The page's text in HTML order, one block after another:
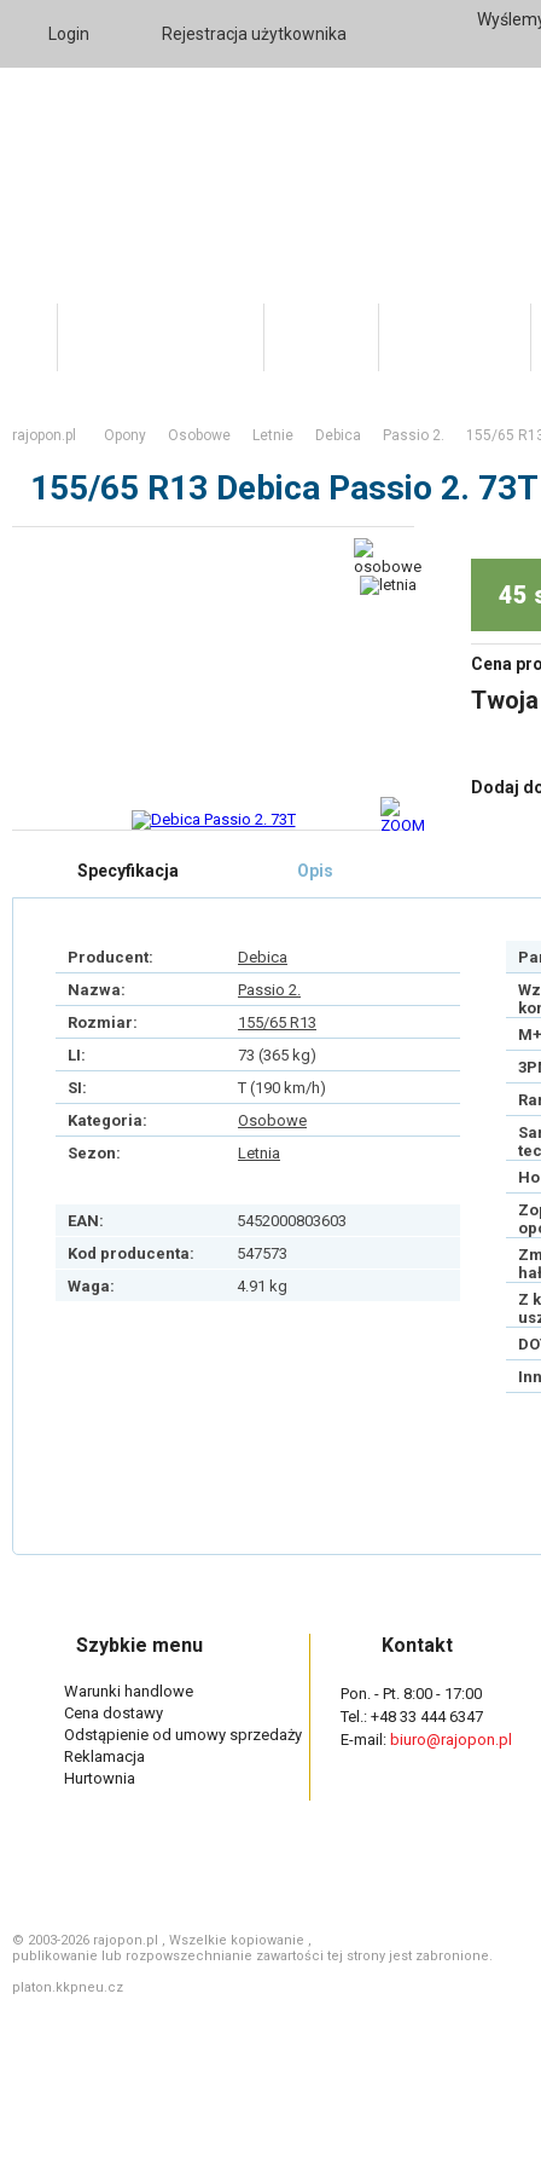
Login Rejestracja użytkownika
rajopon.pl Opony Osobowe Letnie Debica Passio 2. 155/65
155/65 R13 Debica Passio 2. 73T
45
Cena
Dodaj
Specyfikacja Opis
Producent:
Debica
Nazwa:
Passio 2.
Rozmiar:
155/65 R13
LI:
73 (365 kg)
SI:
T (190 km/h)
Kategoria:
Osobowe
Sezon:
Letnia
EAN:
5452000803603
Kod producenta:
547573
Waga:
4.91 kg
Z
Szybkie menu
Warunki handlowe
Cena dostawy
Odstąpienie od umowy sprzedaży
Reklamacja
Hurtownia
Kontakt
Pon. - Pt. 8:00 - 17:00
Tel.: +48 33 444 6347
E-mail: biuro@rajopon.pl
© 2003-2026 rajopon.pl , Wszelkie kopiowanie ,
publikowanie lub rozpowszechnianie zawartości tej strony jest zabronione.
platon.kkpneu.cz